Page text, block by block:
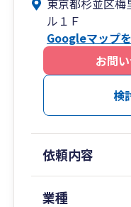
現在はクラウド会
して直接お会いし
せていただくこと
クライアント様は
の方の支援をさせ
当事務所の詳細に
当事務所はご面談
などについてはス
おります。
ル１Ｆ
Googleマップ
お問
検
依頼内容
業種